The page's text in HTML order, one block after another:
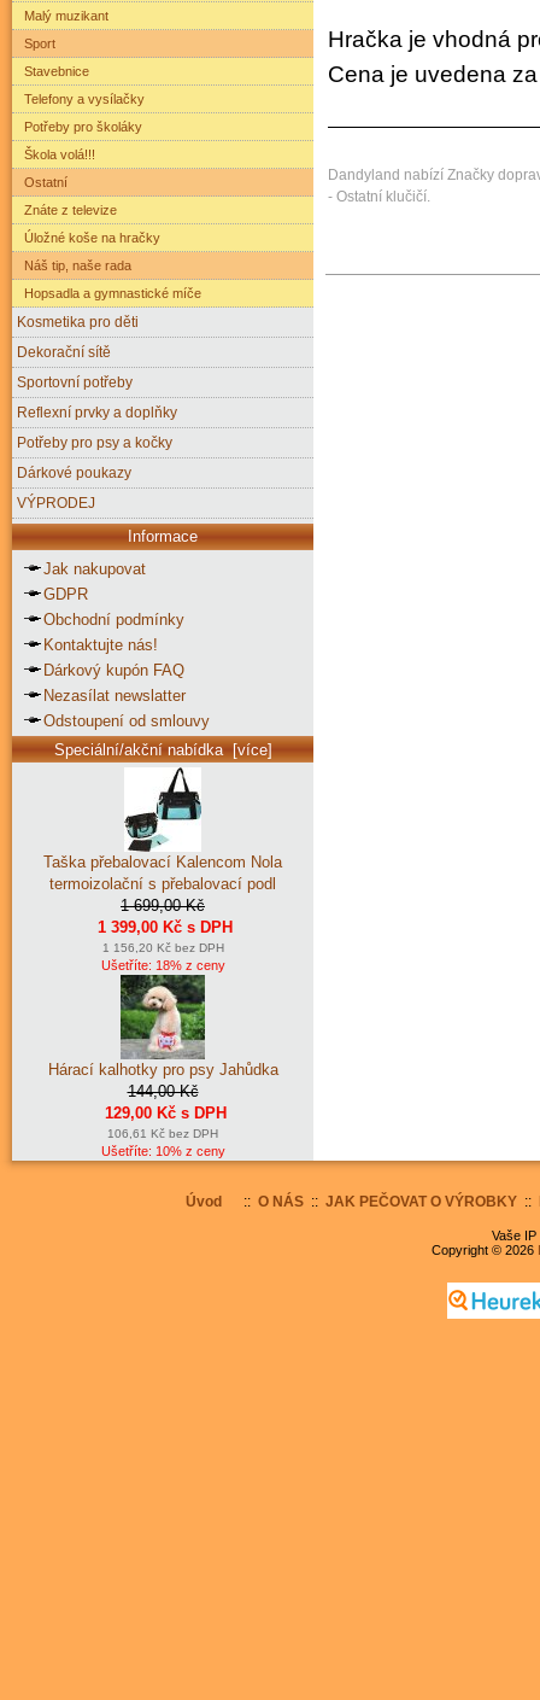
Hračka je vhodná
Cena je uvedena
Dandyland nabízí Značky
- Ostatní klučičí.
Malý muzikant
Sport
Stavebnice
Telefony a vysílačky
Potřeby pro školáky
Škola volá!!!
Ostatní
Znáte z televize
Úložné koše na hračky
Náš tip, naše rada
Hopsadla a gymnastické míče
Kosmetika pro děti
Dekorační sítě
Sportovní potřeby
Reflexní prvky a doplňky
Potřeby pro psy a kočky
Dárkové poukazy
VÝPRODEJ
Informace
Jak nakupovat
GDPR
Obchodní podmínky
Kontaktujte nás!
Dárkový kupón FAQ
Nezasílat newslatter
Odstoupení od smlouvy
Speciální/akční nabídka [více]
Taška přebalovací Kalencom Nola
termoizolační s přebalovací podl
1 699,00 Kč
1 399,00 Kč s DPH
1 156,20 Kč bez DPH
Ušetříte: 18% z ceny
Hárací kalhotky pro psy Jahůdka
144,00 Kč
129,00 Kč s DPH
106,61 Kč bez DPH
Ušetříte: 10% z ceny
Úvod :: O NÁS:: JAK PEČOVAT O VÝROBKY::
Vaše IP
Copyright © 2026